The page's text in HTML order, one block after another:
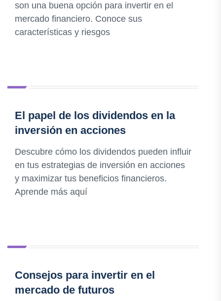
son una buena opción para invertir en el
mercado financiero. Conoce sus
características y riesgos
El papel de los dividendos en la
inversión en acciones
Descubre cómo los dividendos pueden influir
en tus estrategias de inversión en acciones
y maximizar tus beneficios financieros.
Aprende más aquí
Consejos para invertir en el
mercado de futuros